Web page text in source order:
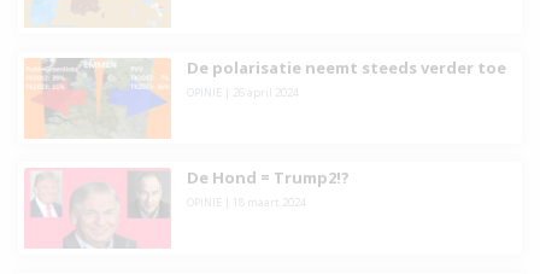
De polarisatie neemt steeds verder toe
OPINIE 26 april 2024
De Hond = Trump2!?
OPINIE 18 maart 2024